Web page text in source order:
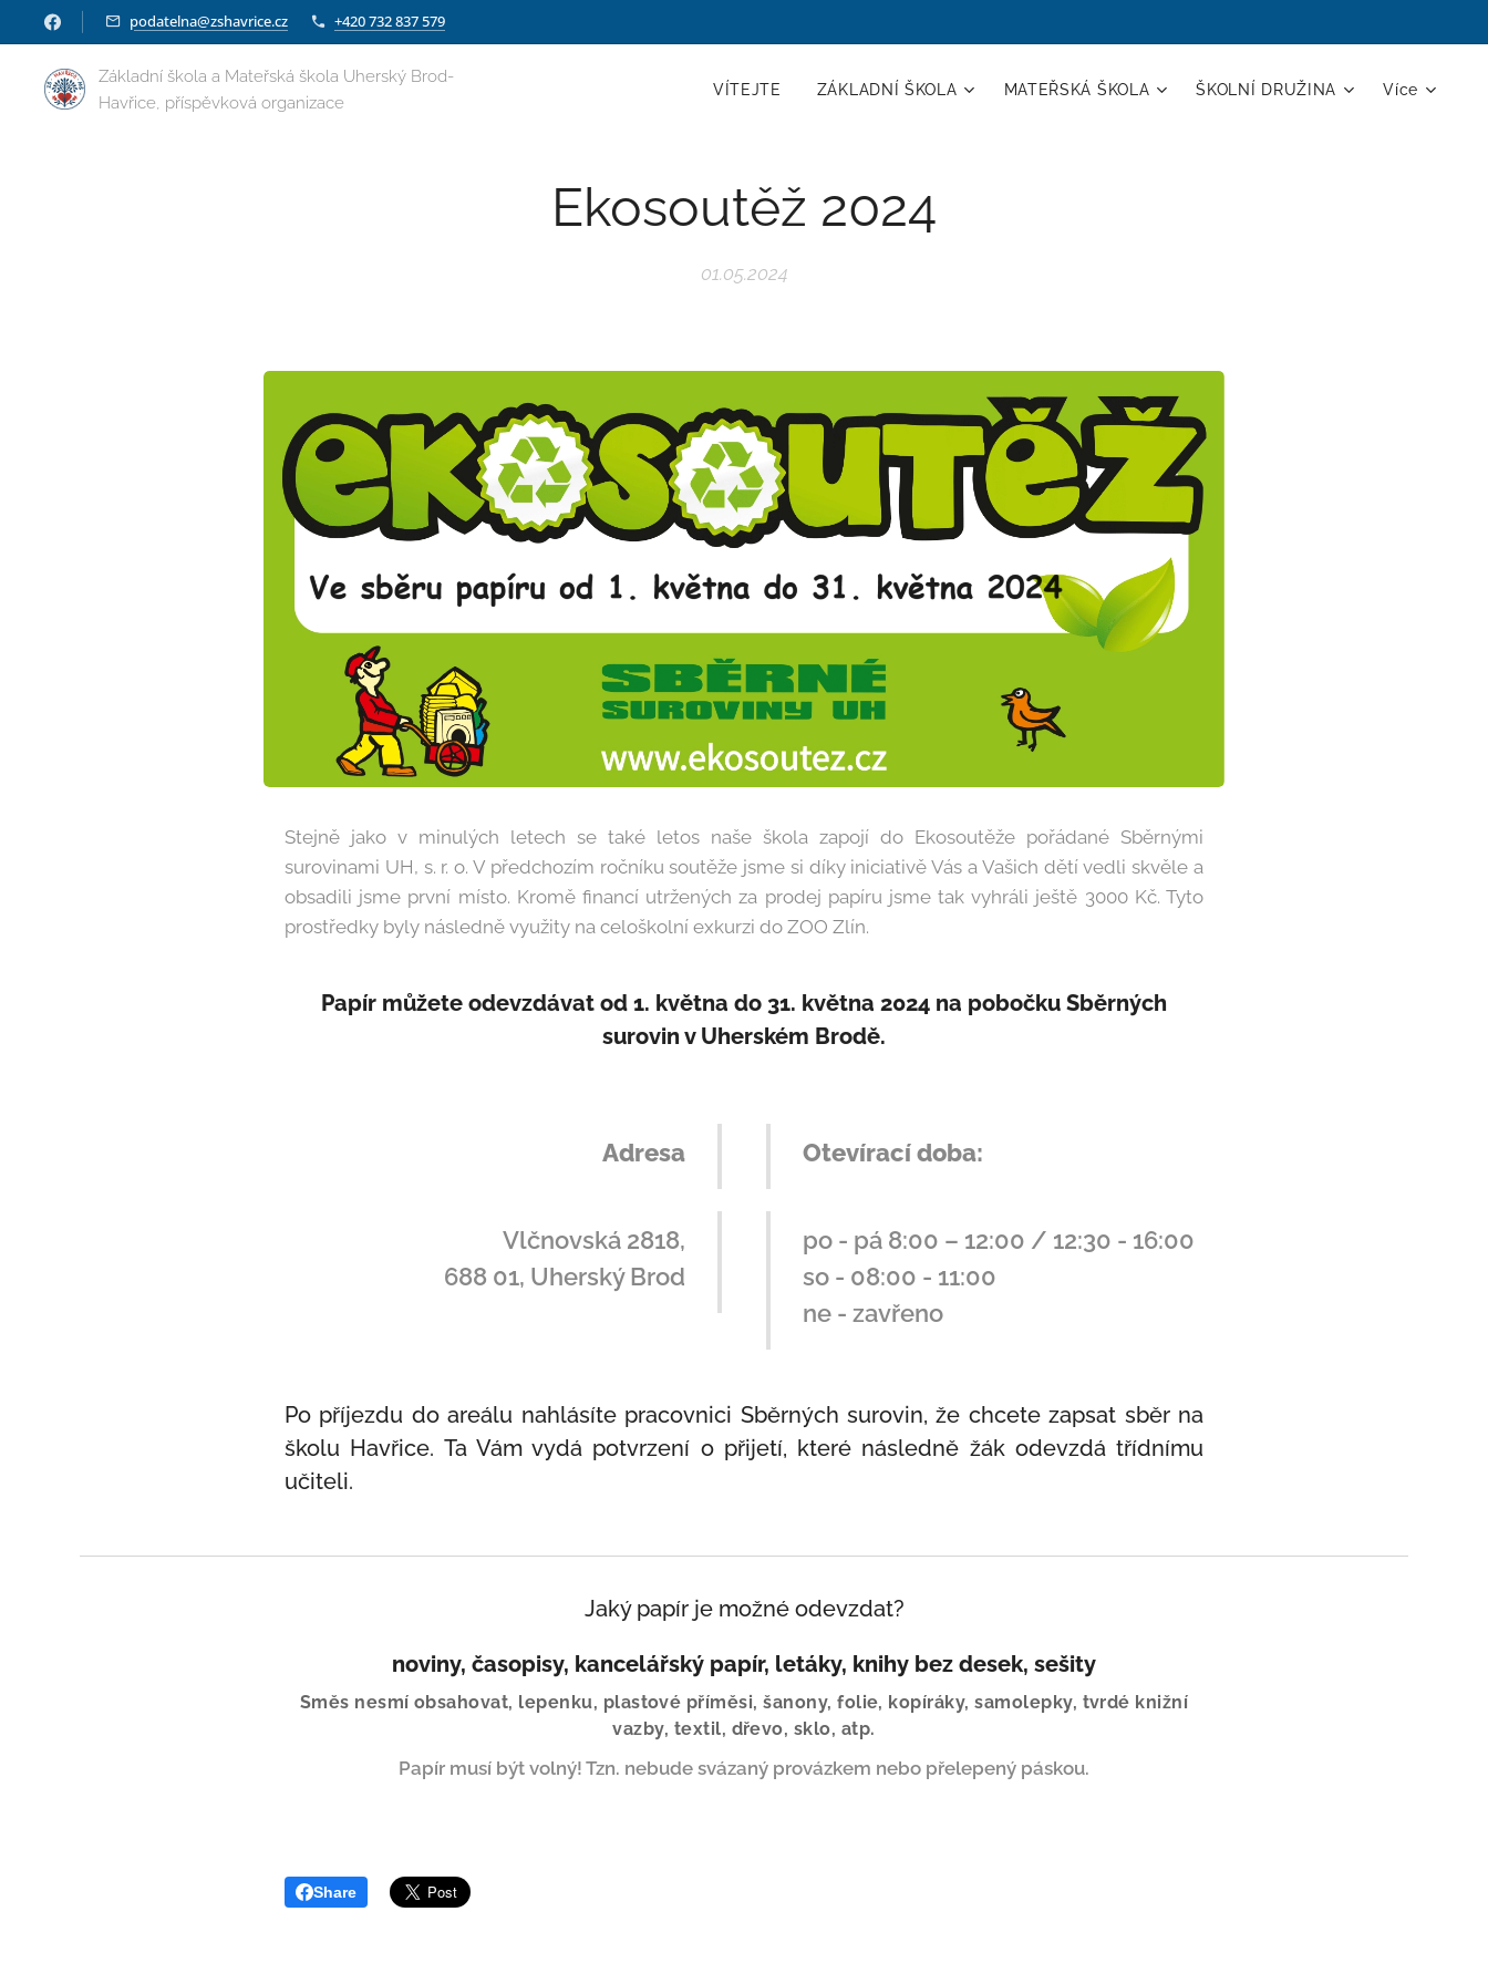
podatelna@zshavrice.cz +420 732 837 579
Základní škola a Mateřská škola Uherský Brod-
Havřice, příspěvková organizace
VÍTEJTE ZÁKLADNÍ ŠKOLA MATEŘSKÁ ŠKOLA ŠKOLNÍ DRUŽINA Více
Ekosoutěž 2024
01.05.2024
Stejně jako v minulých letech se také letos naše škola zapojí do Ekosoutěže pořádané Sběrnými
surovinami UH, s. r. o. V předchozím ročníku soutěže jsme si díky iniciativě Vás a Vašich dětí vedli skvěle a
obsadili jsme první místo. Kromě financí utržených za prodej papíru jsme tak vyhráli ještě 3000 Kč. Tyto
prostředky byly následně využity na celoškolní exkurzi do ZOO Zlín.
Papír můžete odevzdávat od 1. května do 31. května 2024 na pobočku Sběrných
surovin v Uherském Brodě.
Adresa
Vlčnovská 2818,
688 01, Uherský Brod
Otevírací doba:
po - pá 8:00 – 12:00 / 12:30 - 16:00
so - 08:00 - 11:00
ne - zavřeno
Po příjezdu do areálu nahlásíte pracovnici Sběrných surovin, že chcete zapsat sběr na
školu Havřice. Ta Vám vydá potvrzení o přijetí, které následně žák odevzdá třídnímu
učiteli.
Jaký papír je možné odevzdat?
noviny, časopisy, kancelářský papír, letáky, knihy bez desek, sešity
Směs nesmí obsahovat, lepenku, plastové příměsi, šanony, folie, kopíráky, samolepky, tvrdé knižní
vazby, textil, dřevo, sklo, atp.
Papír musí být volný! Tzn. nebude svázaný provázkem nebo přelepený páskou.
Share